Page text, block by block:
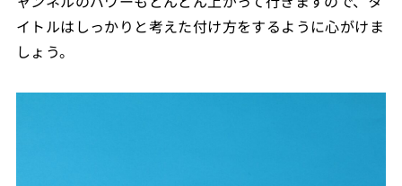
イトルはしっかりと考えた付け方をするように心がけま
しょう。